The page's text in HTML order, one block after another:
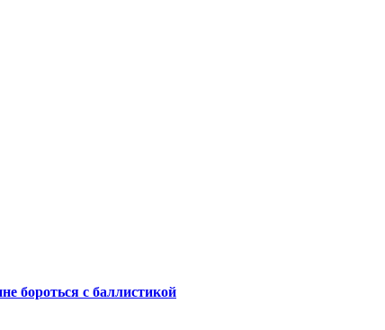
бороться с баллистикой